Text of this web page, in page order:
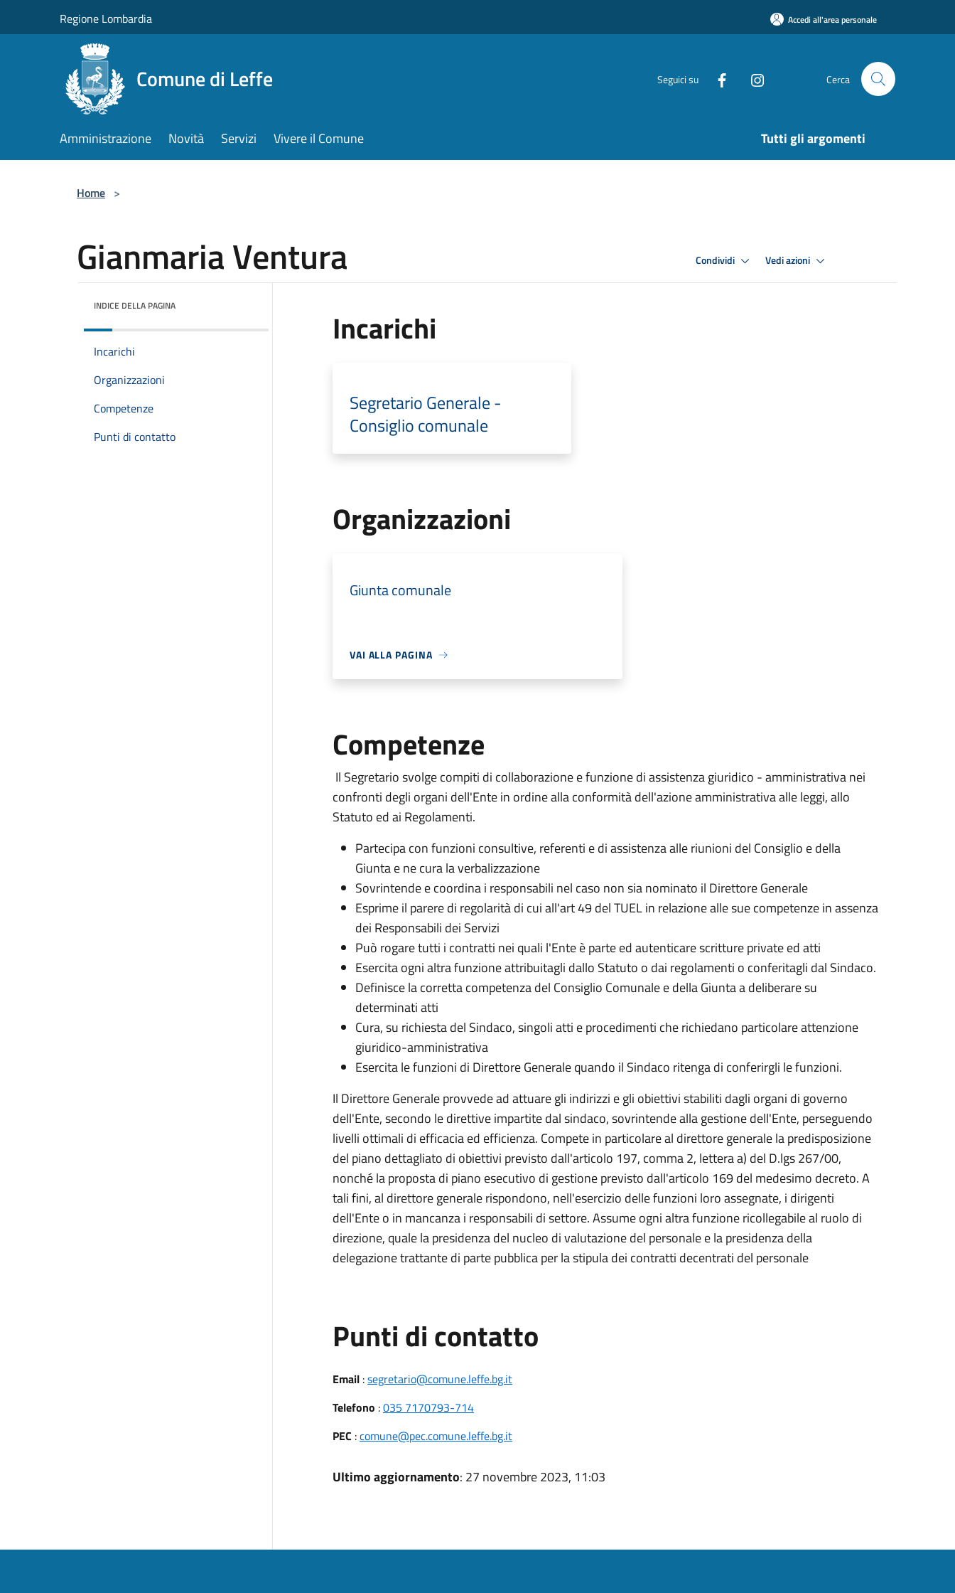
Regione Lombardia Accedi all'area personale
Comune di Leffe Seguici su Cerca
Amministrazione Novità Servizi Vivere il Comune Tutti gli argomenti
Home >
Gianmaria Ventura Condividi Vedi azioni
INDICE DELLA PAGINA
Incarichi
Organizzazioni
Competenze
Punti di contatto
Incarichi
Segretario Generale -
Consiglio comunale
Organizzazioni
Giunta comunale
VAI ALLA PAGINA
Competenze
Il Segretario svolge compiti di collaborazione e funzione di assistenza giuridico - amministrativa nei
confronti degli organi dell'Ente in ordine alla conformità dell'azione amministrativa alle leggi, allo
Statuto ed ai Regolamenti.
Partecipa con funzioni consultive, referenti e di assistenza alle riunioni del Consiglio e della
Giunta e ne cura la verbalizzazione
Sovrintende e coordina i responsabili nel caso non sia nominato il Direttore Generale
Esprime il parere di regolarità di cui all'art 49 del TUEL in relazione alle sue competenze in assenza
dei Responsabili dei Servizi
Può rogare tutti i contratti nei quali l'Ente è parte ed autenticare scritture private ed atti
Esercita ogni altra funzione attribuitagli dallo Statuto o dai regolamenti o conferitagli dal Sindaco.
Definisce la corretta competenza del Consiglio Comunale e della Giunta a deliberare su
determinati atti
Cura, su richiesta del Sindaco, singoli atti e procedimenti che richiedano particolare attenzione
giuridico-amministrativa
Esercita le funzioni di Direttore Generale quando il Sindaco ritenga di conferirgli le funzioni.
Il Direttore Generale provvede ad attuare gli indirizzi e gli obiettivi stabiliti dagli organi di governo
dell'Ente, secondo le direttive impartite dal sindaco, sovrintende alla gestione dell'Ente, perseguendo
livelli ottimali di efficacia ed efficienza. Compete in particolare al direttore generale la predisposizione
del piano dettagliato di obiettivi previsto dall'articolo 197, comma 2, lettera a) del D.lgs 267/00,
nonché la proposta di piano esecutivo di gestione previsto dall'articolo 169 del medesimo decreto. A
tali fini, al direttore generale rispondono, nell'esercizio delle funzioni loro assegnate, i dirigenti
dell'Ente o in mancanza i responsabili di settore. Assume ogni altra funzione ricollegabile al ruolo di
direzione, quale la presidenza del nucleo di valutazione del personale e la presidenza della
delegazione trattante di parte pubblica per la stipula dei contratti decentrati del personale
Punti di contatto
Email:segretario@comune.leffe.bg.it
Telefono :035 7170793-714
PEC :comune@pec.comune.leffe.bg.it
Ultimo aggiornamento: 27 novembre 2023, 11:03